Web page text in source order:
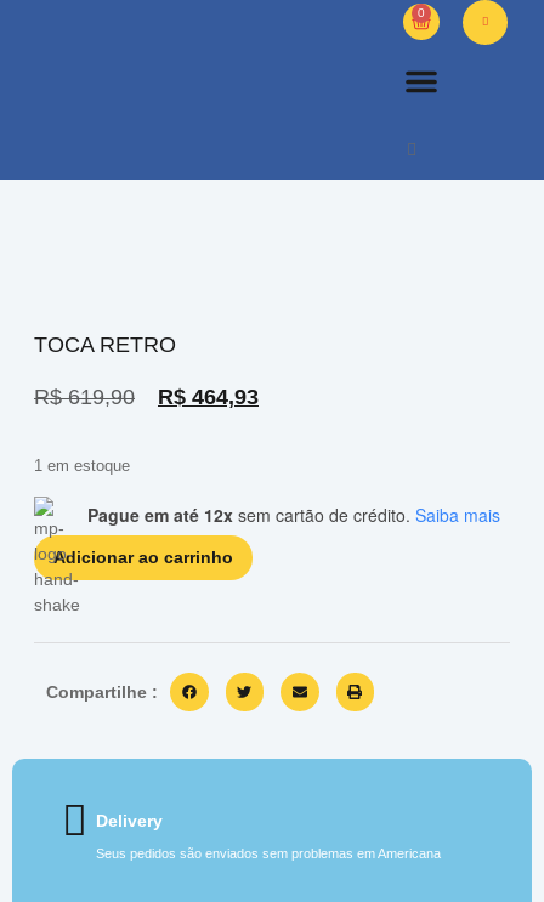
0
TOCA RETRO
R$619,90 R$ 464,93
1 em estoque
Pague em até 12x sem cartão de crédito. Saiba mais
Adicionar ao carrinho
Compartilhe :
Delivery
Seus pedidos são enviados sem problemas em Americana